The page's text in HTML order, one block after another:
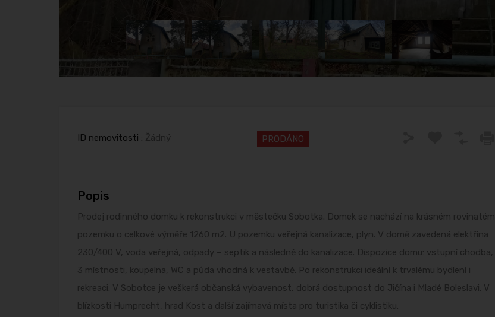
ID nemovitosti : Žádný PRODÁNO
Popis
Prodej rodinného domku k rekonstrukci v městečku Sobotka. Domek se nachází na krásném rovinatém
pozemku o celkové výměře 1260 m2. U pozemku veřejná kanalizace, plyn. V domě zavedená elektřina
230/400 V, voda veřejná, odpady – septik a následně do kanalizace. Dispozice domu: vstupní chodba,
3 místnosti, koupelna, WC a půda vhodná k vestavbě. Po rekonstrukci ideální k trvalému bydlení i
rekreaci. V Sobotce je veškerá občanská vybavenost, dobrá dostupnost do Jičína i Mladé Boleslavi. V
blízkosti Humprecht, hrad Kost a další zajímavá místa pro turistika či cyklistiku.